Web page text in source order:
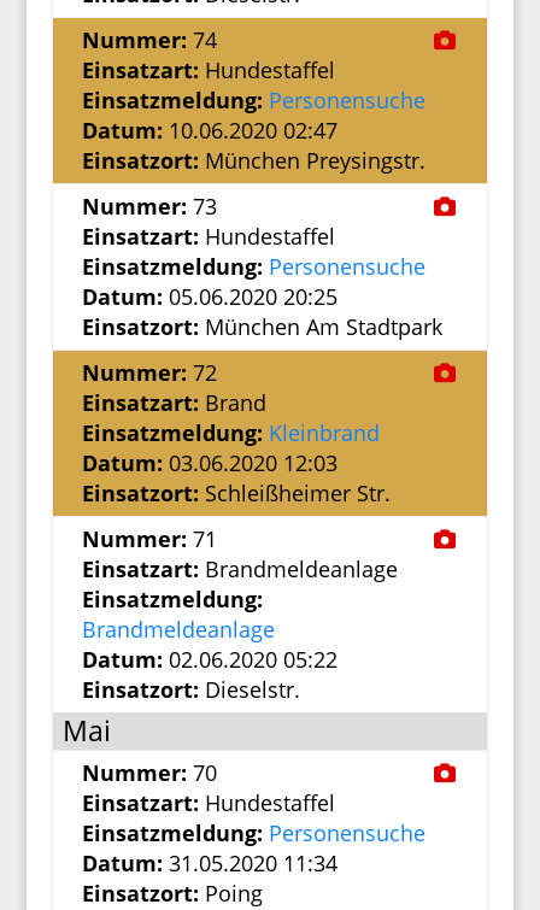
Nummer: 74
Einsatzart: Hundestaffel
Einsatzmeldung: Personensuche
Datum: 10.06.2020 02:47
Einsatzort: München Preysingstr.
Nummer: 73
Einsatzart: Hundestaffel
Einsatzmeldung: Personensuche
Datum: 05.06.2020 20:25
Einsatzort: München Am Stadtpark
Nummer: 72
Einsatzart: Brand
Einsatzmeldung: Kleinbrand
Datum: 03.06.2020 12:03
Einsatzort: Schleißheimer Str.
Nummer: 71
Einsatzart: Brandmeldeanlage
Einsatzmeldung:
Brandmeldeanlage
Datum: 02.06.2020 05:22
Einsatzort: Dieselstr.
Mai
Nummer: 70
Einsatzart: Hundestaffel
Einsatzmeldung: Personensuche
Datum: 31.05.2020 11:34
Einsatzort: Poing